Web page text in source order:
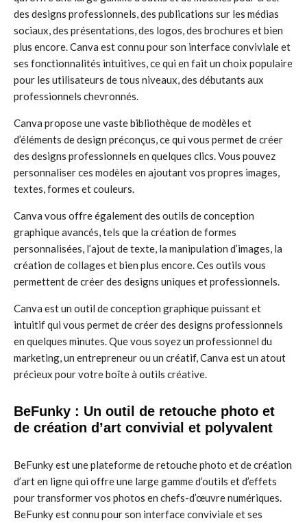
des designs professionnels, des publications sur les médias
sociaux, des présentations, des logos, des brochures et bien
plus encore. Canva est connu pour son interface conviviale et
ses fonctionnalités intuitives, ce qui en fait un choix populaire
pour les utilisateurs de tous niveaux, des débutants aux
professionnels chevronnés.
Canva propose une vaste bibliothèque de modèles et
d’éléments de design préconçus, ce qui vous permet de créer
des designs professionnels en quelques clics. Vous pouvez
personnaliser ces modèles en ajoutant vos propres images,
textes, formes et couleurs.
Canva vous offre également des outils de conception
graphique avancés, tels que la création de formes
personnalisées, l’ajout de texte, la manipulation d’images, la
création de collages et bien plus encore. Ces outils vous
permettent de créer des designs uniques et professionnels.
Canva est un outil de conception graphique puissant et
intuitif qui vous permet de créer des designs professionnels
en quelques minutes. Que vous soyez un professionnel du
marketing, un entrepreneur ou un créatif, Canva est un atout
précieux pour votre boîte à outils créative.
BeFunky : Un outil de retouche photo et
de création d’art convivial et polyvalent
BeFunky est une plateforme de retouche photo et de création
d’art en ligne qui offre une large gamme d’outils et d’effets
pour transformer vos photos en chefs-d’œuvre numériques.
BeFunky est connu pour son interface conviviale et ses